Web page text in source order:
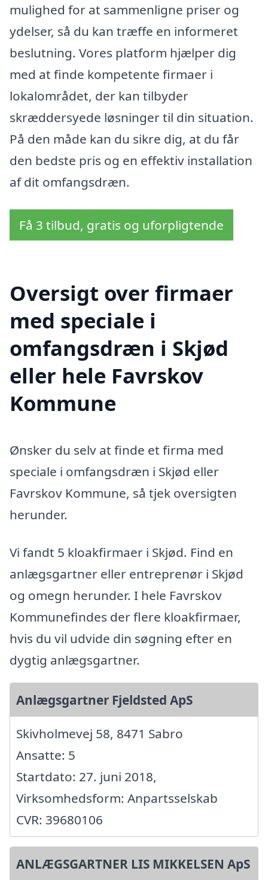
mulighed for at sammenligne priser og
ydelser, så du kan træffe en informeret
beslutning. Vores platform hjælper dig
med at finde kompetente firmaer i
lokalområdet, der kan tilbyder
skræddersyede løsninger til din situation.
På den måde kan du sikre dig, at du får
den bedste pris og en effektiv installation
af dit omfangsdræn.
Få 3 tilbud, gratis og uforpligtende
Oversigt over firmaer
med speciale i
omfangsdræn i Skjød
eller hele Favrskov
Kommune
Ønsker du selv at finde et firma med
speciale i omfangsdræn i Skjød eller
Favrskov Kommune, så tjek oversigten
herunder.
Vi fandt 5 kloakfirmaer i Skjød. Find en
anlægsgartner eller entreprenør i Skjød
og omegn herunder. I hele Favrskov
Kommunefindes der flere kloakfirmaer,
hvis du vil udvide din søgning efter en
dygtig anlægsgartner.
Anlægsgartner Fjeldsted ApS
Skivholmevej 58, 8471 Sabro
Ansatte: 5
Startdato: 27. juni 2018,
Virksomhedsform: Anpartsselskab
CVR: 39680106
ANLÆGSGARTNER LIS MIKKELSEN ApS